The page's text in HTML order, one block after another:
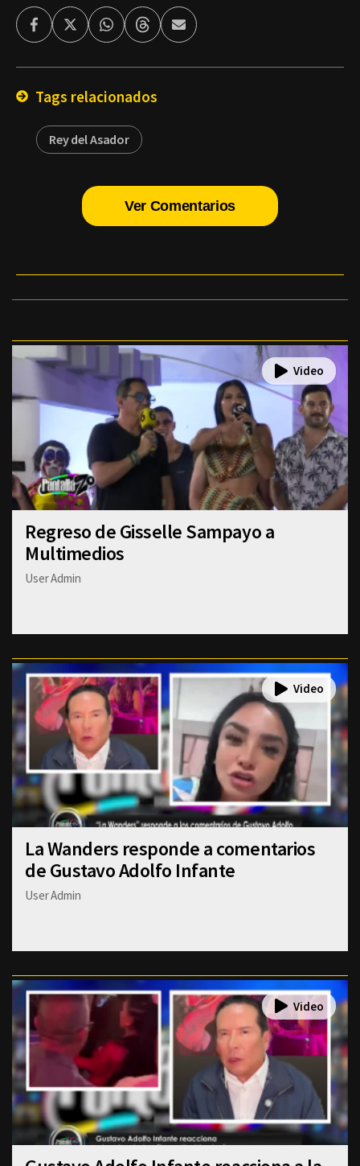
FacebookTwitterWhatsappThreadsEnviar
por
Tags relacionados
Rey del Asador
Ver Comentarios
Regreso de Gisselle Sampayo a
Multimedios
User Admin
La Wanders responde a comentarios
de Gustavo Adolfo Infante
User Admin